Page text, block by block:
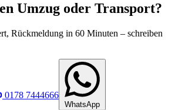
Umzug oder Transport?
Rückmeldung in 60 Minuten – schreiben
0178 7444666
WhatsApp